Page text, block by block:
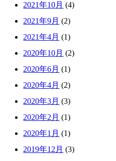
2021年10月 (4)
2021年9月 (2)
2021年4月 (1)
2020年10月 (2)
2020年6月 (1)
2020年4月 (2)
2020年3月 (3)
2020年2月 (1)
2020年1月 (1)
2019年12月 (3)